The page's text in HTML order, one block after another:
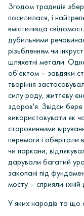
Згодом традиція
посилилася, і
вмістилища
дубильними
різьбленням чи
шляхетні метали.
об'єктом – завдяки
творіння
силу роду, життєву
здоров'я. Звідси
використовувати як
старовинними
перемоги і оберігали
чи паркани,
дарували багатий
закопані під
мосту – сприяли їхній
У яких народів та що